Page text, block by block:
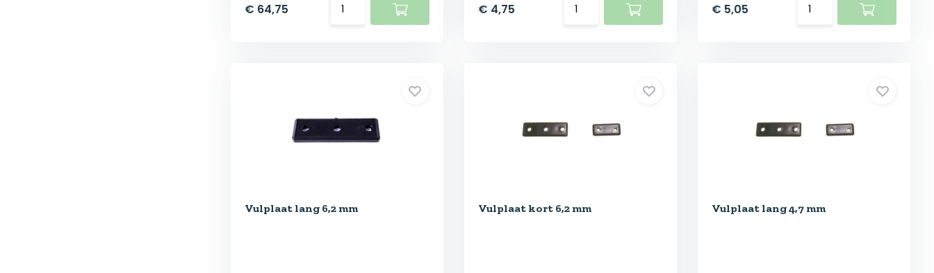
€ 64,75 € 4,75 € 5,05
Vulplaat lang 6,2 mm Vulplaat kort 6,2 mm Vulplaat lang 4,7 mm